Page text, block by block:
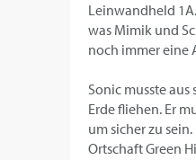
Leinwandheld
was Mimik und
noch immer eine
Sonic musste
Erde fliehen. Er
um sicher zu
Ortschaft Green